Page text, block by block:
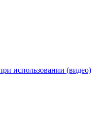
использовании (видео)